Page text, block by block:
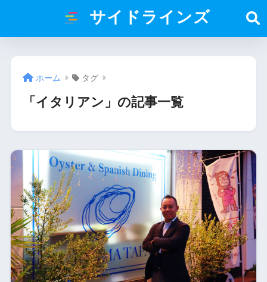
サイドラインズ
ホーム タグ
「イタリアン」の記事一覧